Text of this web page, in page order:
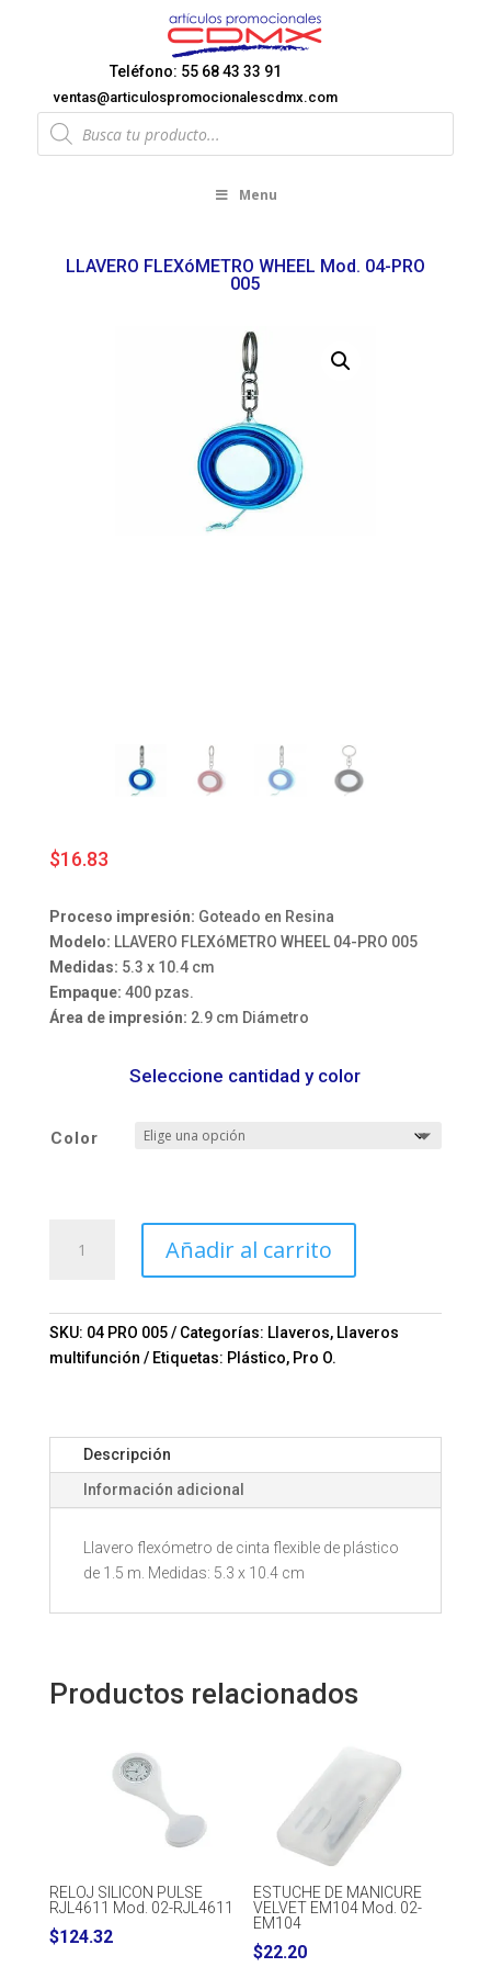
Teléfono: 55 68 43 33 91
ventas@articulospromocionalescdmx.com
Products
search
Menu
LLAVERO FLEXóMETRO WHEEL Mod. 04-PRO
005
$16.83
Proceso impresión: Goteado en Resina
Modelo: LLAVERO FLEXóMETRO WHEEL 04-PRO 005
Medidas: 5.3 x 10.4 cm
Empaque: 400 pzas.
Área de impresión: 2.9 cm Diámetro
Seleccione cantidad y color
Color
FLEXóMETRO
04-
PRO
Añadir al carrito
SKU: 04 PRO 005 Categorías: Llaveros, Llaveros
multifunción
Etiquetas: Plástico, Pro O.
Descripción
Información adicional
Llavero flexómetro de cinta flexible de plástico
de 1.5 m. Medidas: 5.3 x 10.4 cm
Productos relacionados
RELOJ SILICON PULSE
RJL4611 Mod. 02-RJL4611
$124.32
ESTUCHE DE MANICURE
VELVET EM104 Mod. 02-
EM104
$22.20